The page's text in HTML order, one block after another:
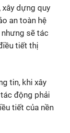
xây dựng quy
an toàn hệ
sẽ tác
tiết thị
tin, khi xây
động phải
tiết của nền